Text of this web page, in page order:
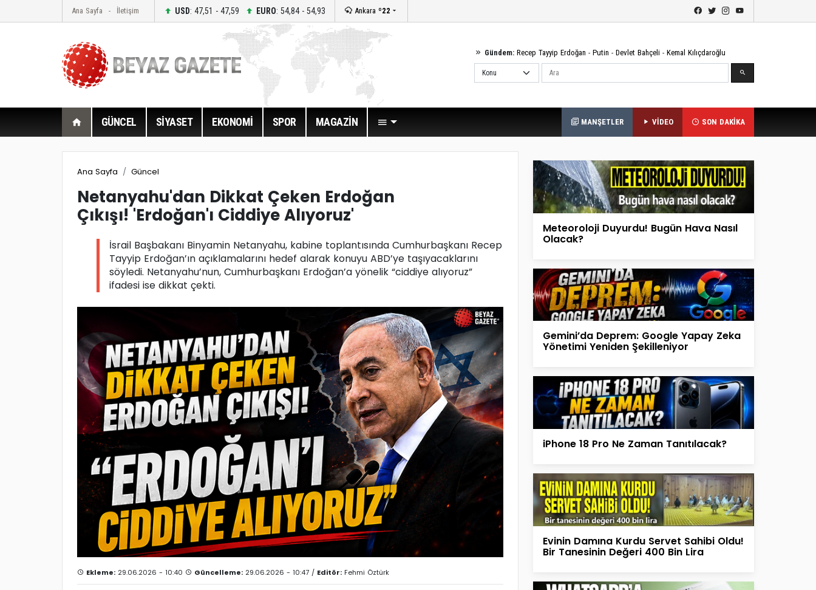
Ana Sayfa İletişim USD: 47,51 - 47,59 EURO: 54,84 - 54,93 Ankara º22
Gündem: Recep Tayyip Erdoğan - Putin - Devlet Bahçeli - Kemal Kılıçdaroğlu
Ara
GÜNCEL SİYASET EKONOMİ SPOR MAGAZİN MANŞETLER VİDEO SON DAKİKA
Ana Sayfa Güncel
Netanyahu'dan Dikkat Çeken Erdoğan
Çıkışı! 'Erdoğan'ı Ciddiye Alıyoruz'
İsrail Başbakanı Binyamin Netanyahu, kabine toplantısında Cumhurbaşkanı Recep
Tayyip Erdoğan’ın açıklamalarını hedef alarak konuyu ABD’ye taşıyacaklarını
söyledi. Netanyahu’nun, Cumhurbaşkanı Erdoğan’a yönelik “ciddiye alıyoruz”
ifadesi ise dikkat çekti.
Ekleme: 29.06.2026 - 10:40 Güncelleme: 29.06.2026 - 10:47 / Editör: Fehmi Öztürk
Meteoroloji Duyurdu! Bugün Hava Nasıl
Olacak?
Gemini’da Deprem: Google Yapay Zeka
Yönetimi Yeniden Şekilleniyor
iPhone 18 Pro Ne Zaman Tanıtılacak?
Evinin Damına Kurdu Servet Sahibi Oldu!
Bir Tanesinin Değeri 400 Bin Lira